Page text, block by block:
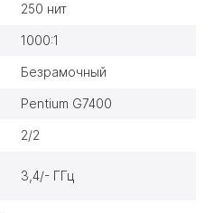
250 нит
1000:1
Безрамочный
Pentium G7400
2/2
3,4/- ГГц